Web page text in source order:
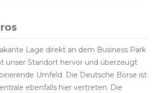
Lage direkt an dem Business Park
unser Standort hervor und überzeugt
Umfeld. Die Deutsche Börse ist
ebenfalls hier vertreten. Die